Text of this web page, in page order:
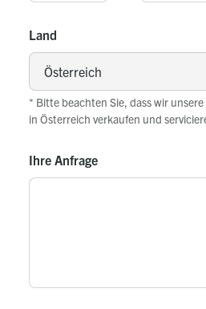
Land
* Bitte beachten Sie, dass wir
in Österreich verkaufen und
Ihre Anfrage